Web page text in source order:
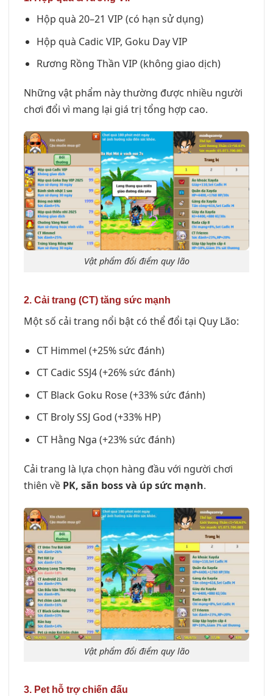
Hộp quà 20–21 VIP (có hạn sử dụng)
Hộp quà Cadic VIP, Goku Day VIP
Rương Rồng Thần VIP (không giao dịch)
Những vật phẩm này thường được nhiều người
chơi đổi vì mang lại giá trị tổng hợp cao.
Vật phẩm đổi điểm quy lão
2. Cải trang (CT) tăng sức mạnh
Một số cải trang nổi bật có thể đổi tại Quy Lão:
CT Himmel (+25% sức đánh)
CT Cadic SSJ4 (+26% sức đánh)
CT Black Goku Rose (+33% sức đánh)
CT Broly SSJ God (+33% HP)
CT Hằng Nga (+23% sức đánh)
Cải trang là lựa chọn hàng đầu với người chơi
thiên về PK, săn boss và úp sức mạnh.
Vật phẩm đổi điểm quy lão
3. Pet hỗ trợ chiến đấu